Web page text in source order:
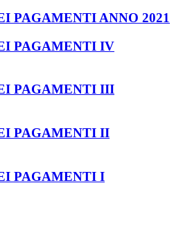
PAGAMENTI ANNO 2021
PAGAMENTI IV
PAGAMENTI III
PAGAMENTI II
PAGAMENTI I